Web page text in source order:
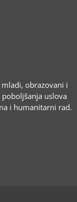
obrazovani i
uslova
i humanitarni rad.